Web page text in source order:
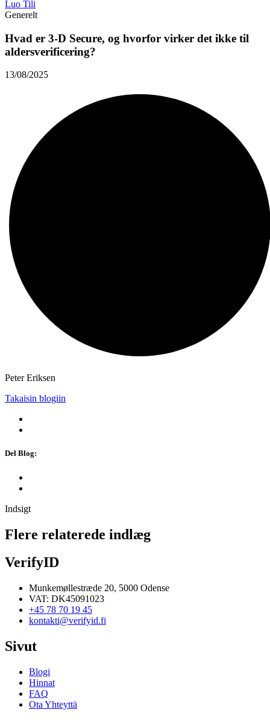
Luo Tili
Generelt
Hvad er 3-D Secure, og hvorfor virker det ikke til
aldersverificering?
13/08/2025
Peter Eriksen
Takaisin blogiin
Del Blog:
Indsigt
Flere relaterede indlæg
VerifyID
Munkemøllestræde 20, 5000 Odense
VAT: DK45091023
+45 78 70 19 45
kontakti@verifyid.fi
Sivut
Blogi
Hinnat
FAQ
Ota Yhteyttä